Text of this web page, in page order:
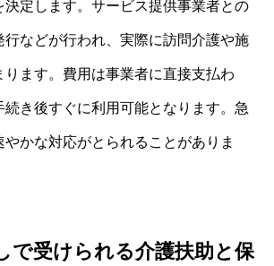
決定します。サービス提供事業者との
行などが行われ、実際に訪問介護や施
ります。費用は事業者に直接支払わ
き後すぐに利用可能となります。急
かな対応がとられることがありま
で受けられる介護扶助と保